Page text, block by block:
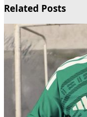
Related Posts